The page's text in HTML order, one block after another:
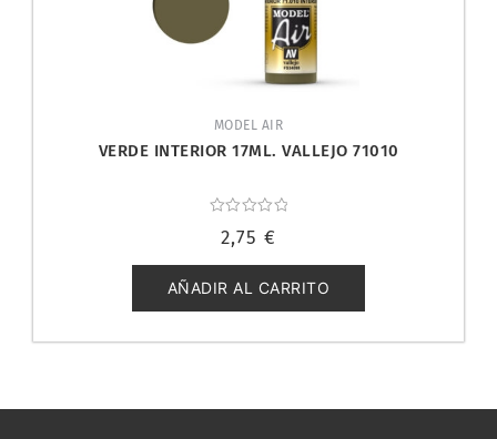
MODEL AIR
VERDE INTERIOR 17ML. VALLEJO 71010
con
de
5
2,75 €
AÑADIR AL CARRITO